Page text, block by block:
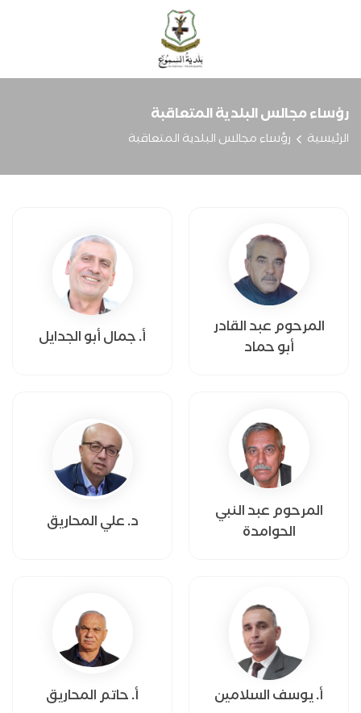
رؤساء مجالس البلدية المتعاقبة
الرئيسية رؤساء مجالس البلدية المتعاقبة
المرحوم عبد القادر
أبو حماد
أ. جمال أبو الجدايل
المرحوم عبد النبي
الحوامدة
د. علي المحاريق
أ. يوسف السلامين أ. حاتم المحاريق